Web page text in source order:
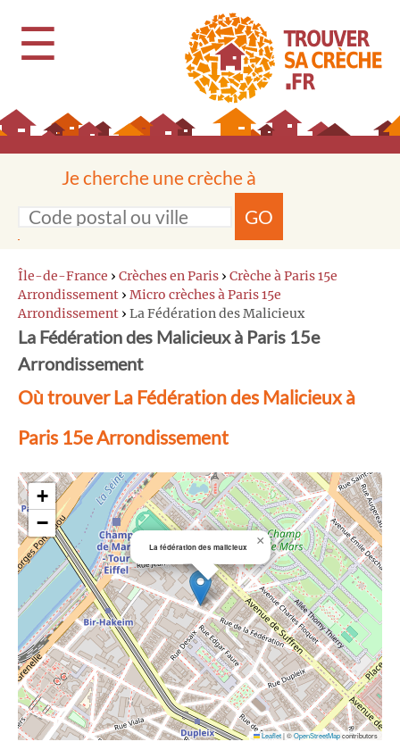
☰
Je cherche une crèche à
GO
Île-de-France › Crèches en Paris › Crèche à Paris 15e
Arrondissement › Micro crèches à Paris 15e
Arrondissement › La Fédération des Malicieux
La Fédération des Malicieux à Paris 15e
Arrondissement
Où trouver La Fédération des Malicieux à
Paris 15e Arrondissement
La fédération des malicieux ×
+
−
Leaflet|©OpenStreetMapcontributors